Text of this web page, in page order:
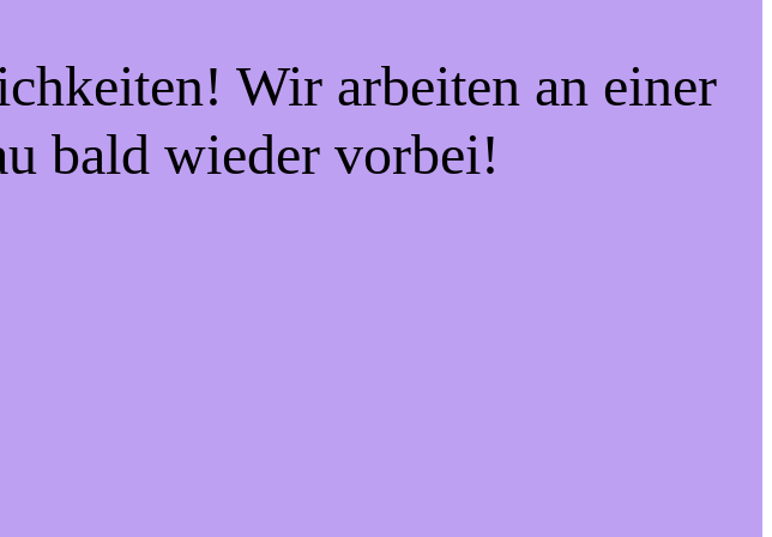
Wir arbeiten an einer
bald wieder vorbei!